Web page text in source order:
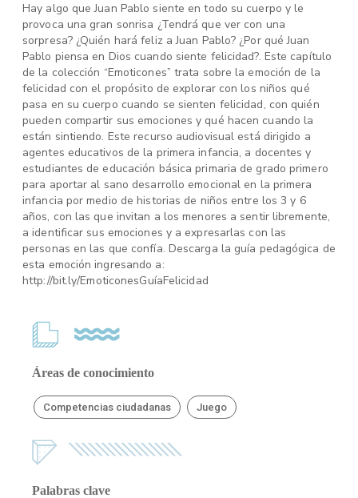
Hay algo que Juan Pablo siente en todo su cuerpo y le
provoca una gran sonrisa ¿Tendrá que ver con una
sorpresa? ¿Quién hará feliz a Juan Pablo? ¿Por qué Juan
Pablo piensa en Dios cuando siente felicidad?. Este capítulo
de la colección “Emoticones” trata sobre la emoción de la
felicidad con el propósito de explorar con los niños qué
pasa en su cuerpo cuando se sienten felicidad, con quién
pueden compartir sus emociones y qué hacen cuando la
están sintiendo. Este recurso audiovisual está dirigido a
agentes educativos de la primera infancia, a docentes y
estudiantes de educación básica primaria de grado primero
para aportar al sano desarrollo emocional en la primera
infancia por medio de historias de niños entre los 3 y 6
años, con las que invitan a los menores a sentir libremente,
a identificar sus emociones y a expresarlas con las
personas en las que confía. Descarga la guía pedagógica de
esta emoción ingresando a:
http://bit.ly/EmoticonesGuíaFelicidad
Áreas de conocimiento
Competencias ciudadanas Juego
Palabras clave